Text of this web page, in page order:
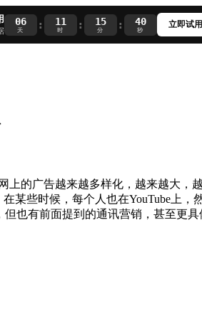
06
天 : 11
时 : 15
分 : 39
秒
立即试用
的广告越来越多样化，越来越大，
些时候，每个人也在YouTube上，
也有前面提到的通讯营销，甚至更